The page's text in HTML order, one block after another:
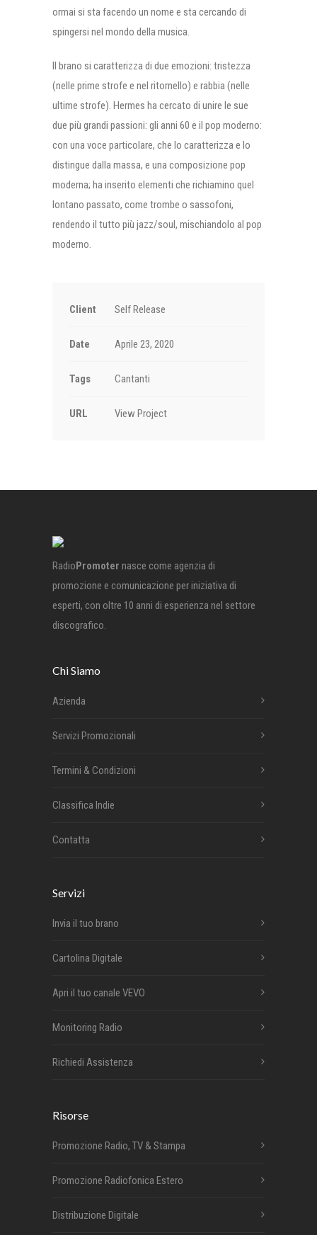
ormai si sta facendo un nome e sta cercando di
spingersi nel mondo della musica.
Il brano si caratterizza di due emozioni: tristezza
(nelle prime strofe e nel ritornello) e rabbia (nelle
ultime strofe). Hermes ha cercato di unire le sue
due più grandi passioni: gli anni 60 e il pop moderno:
con una voce particolare, che lo caratterizza e lo
distingue dalla massa, e una composizione pop
moderna; ha inserito elementi che richiamino quel
lontano passato, come trombe o sassofoni,
rendendo il tutto più jazz/soul, mischiandolo al pop
moderno.
Client Self Release
Date Aprile 23, 2020
Tags Cantanti
URL View Project
RadioPromoter nasce come agenzia di
promozione e comunicazione per iniziativa di
esperti, con oltre 10 anni di esperienza nel settore
discografico.
Chi Siamo
Azienda
Servizi Promozionali
Termini & Condizioni
Classifica Indie
Contatta
Servizi
Invia il tuo brano
Cartolina Digitale
Apri il tuo canale VEVO
Monitoring Radio
Richiedi Assistenza
Risorse
Promozione Radio, TV & Stampa
Promozione Radiofonica Estero
Distribuzione Digitale